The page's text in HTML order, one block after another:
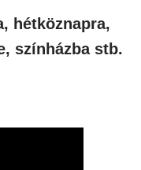
hétköznapra,
színházba stb.